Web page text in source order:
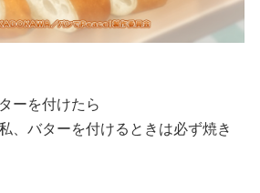
ーを付けたら
、バターを付けるときは必ず焼き